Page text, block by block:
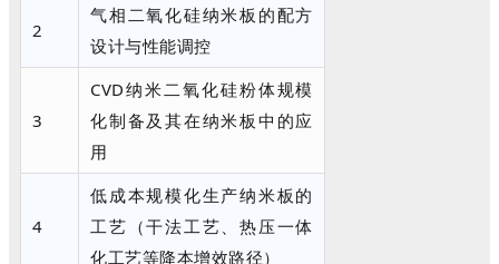
2
气相二氧化硅纳米板的配方
设计与性能调控
3
CVD纳米二氧化硅粉体规模
化制备及其在纳米板中的应
用
4
低成本规模化生产纳米板的
工艺（干法工艺、热压一体
化工艺等降本增效路径）